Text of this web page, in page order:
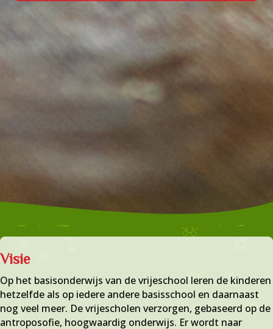
Visie
Op het basisonderwijs van de vrijeschool leren de kinderen
hetzelfde als op iedere andere basisschool en daarnaast
nog veel meer. De vrijescholen verzorgen, gebaseerd op de
antroposofie, hoogwaardig onderwijs. Er wordt naar